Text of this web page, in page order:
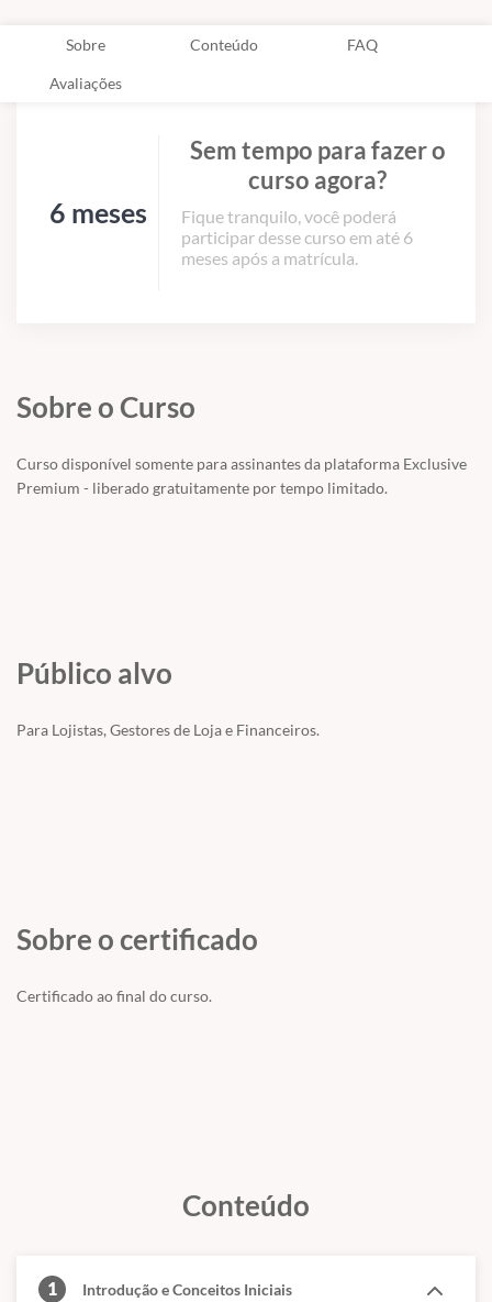
Sobre Conteúdo FAQ
Avaliações
6 meses
Sem tempo para fazer o
curso agora?
Fique tranquilo, você poderá
participar desse curso em até 6
meses após a matrícula.
Sobre o Curso
Curso disponível somente para assinantes da plataforma Exclusive
Premium - liberado gratuitamente por tempo limitado.
Público alvo
Para Lojistas, Gestores de Loja e Financeiros.
Sobre o certificado
Certificado ao final do curso.
Conteúdo
1 Introdução e Conceitos Iniciais